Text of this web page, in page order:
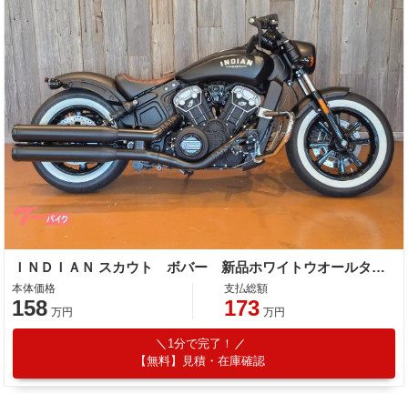
ＩＮＤＩＡＮ スカウト ボバー 新品ホワイトウオールタイヤ装着済み
本体価格
158 万円
支払総額
173 万円
1分で完了！
【無料】見積・在庫確認